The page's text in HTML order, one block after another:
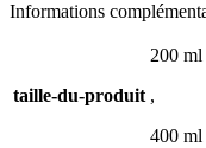
Informations
taille-du-produit
200 ml
,
400 ml